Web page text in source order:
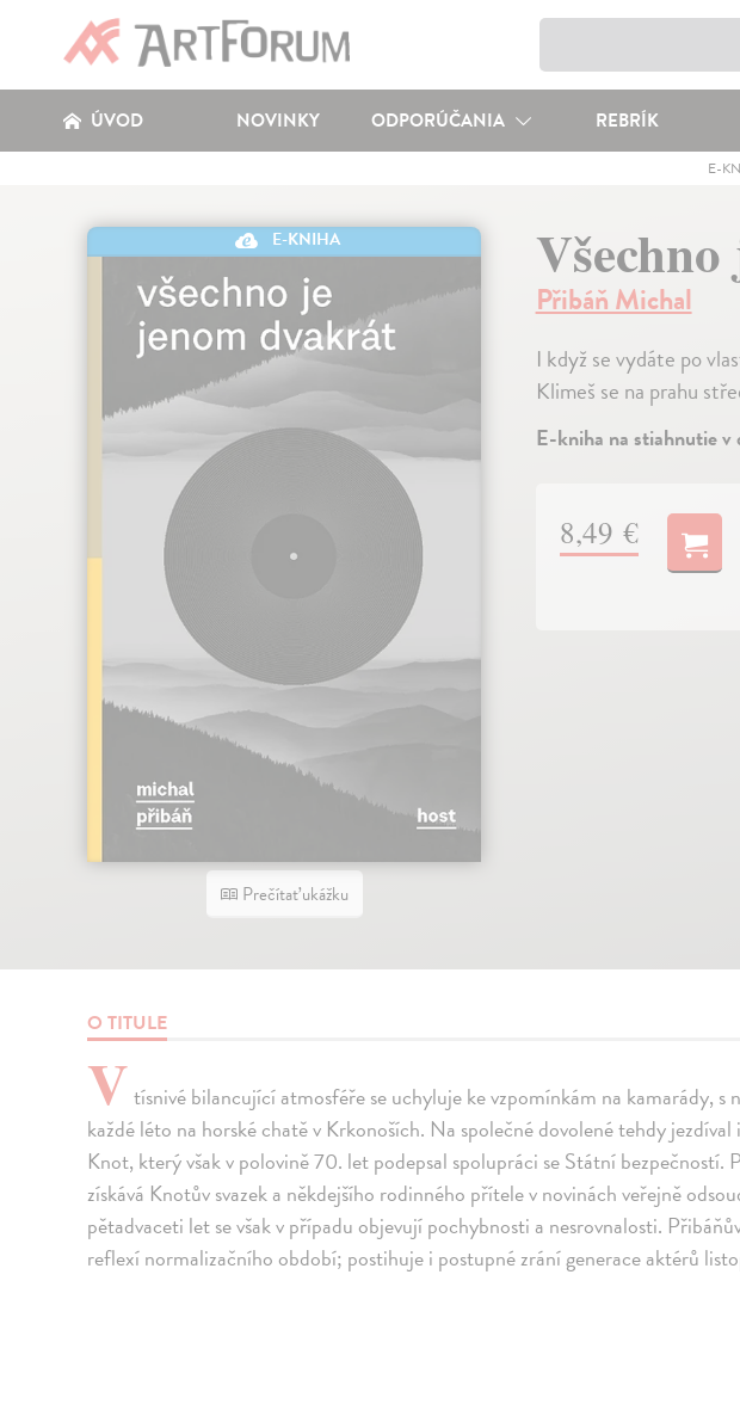
ÚVOD NOVINKY ODPORÚČANIA REBRÍK
E-
E-KNIHA
Prečítať ukážku
Přibáň Michal
I když se vydáte po
Klimeš se na prahu
E-kniha na stiahnutie
8,49 €
O TITULE
Vtísnivé bilancující atmosféře se uchyluje ke vzpomínkám na kamarády, s
každé léto na horské chatě v Krkonoších. Na společné dovolené tehdy
Knot, který však v polovině 70. let podepsal spolupráci se Státní bezpečností.
získává Knotův svazek a někdejšího rodinného přítele v novinách veřejně
pětadvaceti let se však v případu objevují pochybnosti a nesrovnalosti.
reflexí normalizačního období; postihuje i postupné zrání generace aktérů